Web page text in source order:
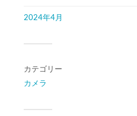
2024年4月
カテゴリー
カメラ